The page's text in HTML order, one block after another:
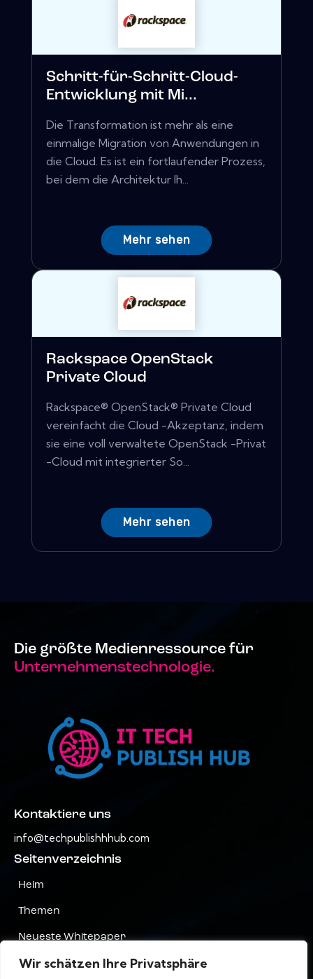
Wir schätzen Ihre Privatsphäre
Schritt-für-Schritt-Cloud-
Entwicklung mit Mi...
Die Transformation ist mehr als eine
einmalige Migration von Anwendungen in
die Cloud. Es ist ein fortlaufender Prozess,
bei dem die Architektur Ih...
Mehr sehen
Rackspace OpenStack
Private Cloud
Rackspace® OpenStack® Private Cloud
vereinfacht die Cloud -Akzeptanz, indem
sie eine voll verwaltete OpenStack -Privat
-Cloud mit integrierter So...
Mehr sehen
Die größte Medienressource für
Unternehmenstechnologie.
Kontaktiere uns
info@techpublishhhub.com
Seitenverzeichnis
Heim
Themen
Neueste Whitepaper
Unternehmen AZ